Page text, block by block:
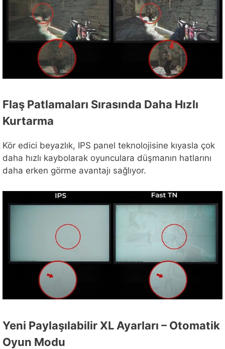
Flaş Patlamaları Sırasında Daha Hızlı
Kurtarma
Kör edici beyazlık, IPS panel teknolojisine kıyasla çok
daha hızlı kaybolarak oyunculara düşmanın hatlarını
daha erken görme avantajı sağlıyor.
Yeni Paylaşılabilir XL Ayarları – Otomatik
Oyun Modu